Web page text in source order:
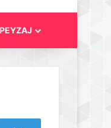
PEYZAJ